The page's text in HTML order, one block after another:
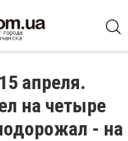
апреля.
на четыре
- на